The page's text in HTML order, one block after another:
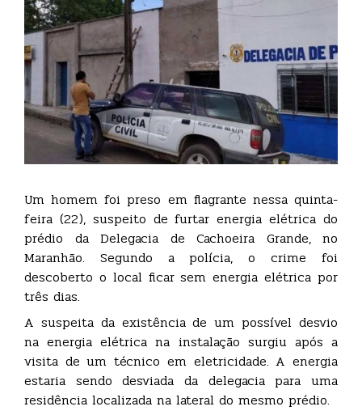
Um homem foi preso em flagrante nessa quinta-
feira (22), suspeito de furtar energia elétrica do
prédio da Delegacia de Cachoeira Grande, no
Maranhão. Segundo a polícia, o crime foi
descoberto o local ficar sem energia elétrica por
três dias.
A suspeita da existência de um possível desvio
na energia elétrica na instalação surgiu após a
visita de um técnico em eletricidade. A energia
estaria sendo desviada da delegacia para uma
residência localizada na lateral do mesmo prédio.